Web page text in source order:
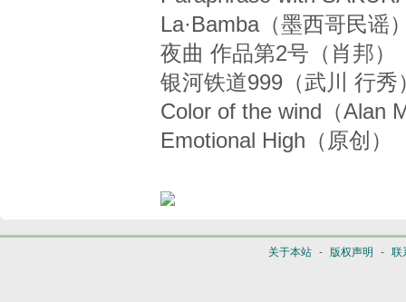
La·Bamba（墨西哥民谣
夜曲 作品第2号（肖邦）
银河铁道999（武川 行秀
Color of the wind（Alan
Emotional High（原创）
关于本站 - 版权声明 - 联